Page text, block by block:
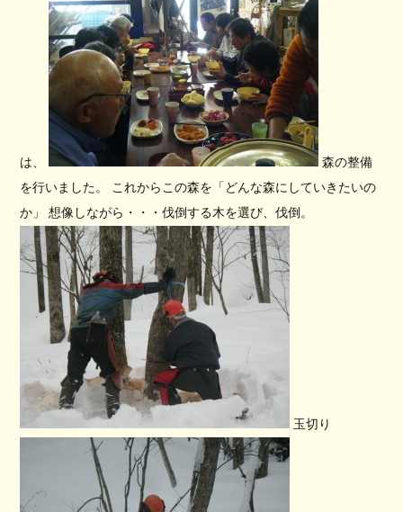
は、
森の整備
を行いました。 これからこの森を「どんな森にしていきたいの
か」 想像しながら・・・伐倒する木を選び、伐倒。
玉切り